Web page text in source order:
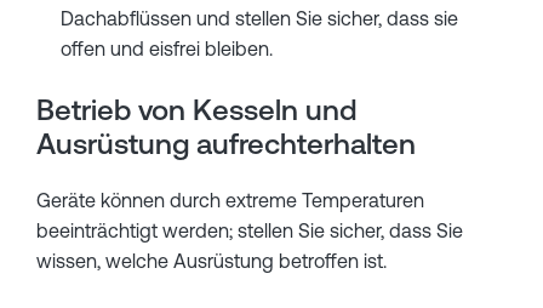
Dachabflüssen und stellen Sie sicher, dass sie
offen und eisfrei bleiben.
Betrieb von Kesseln und
Ausrüstung aufrechterhalten
Geräte können durch extreme Temperaturen
beeinträchtigt werden; stellen Sie sicher, dass Sie
wissen, welche Ausrüstung betroffen ist.